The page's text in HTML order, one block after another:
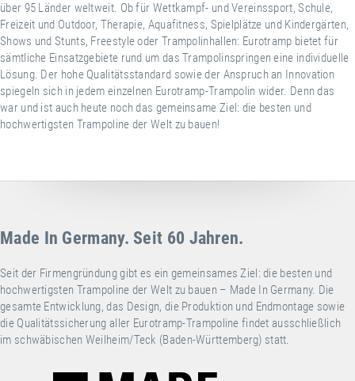
über 95 Länder weltweit. Ob für Wettkampf- und Vereinssport, Schule,
Freizeit und Outdoor, Therapie, Aquafitness, Spielplätze und Kindergärten,
Shows und Stunts, Freestyle oder Trampolinhallen: Eurotramp bietet für
sämtliche Einsatzgebiete rund um das Trampolinspringen eine individuelle
Lösung. Der hohe Qualitätsstandard sowie der Anspruch an Innovation
spiegeln sich in jedem einzelnen Eurotramp-Trampolin wider. Denn das
war und ist auch heute noch das gemeinsame Ziel: die besten und
hochwertigsten Trampoline der Welt zu bauen!
Made In Germany. Seit 60 Jahren.
Seit der Firmengründung gibt es ein gemeinsames Ziel: die besten und
hochwertigsten Trampoline der Welt zu bauen – Made In Germany. Die
gesamte Entwicklung, das Design, die Produktion und Endmontage sowie
die Qualitätssicherung aller Eurotramp-Trampoline findet ausschließlich
im schwäbischen Weilheim/Teck (Baden-Württemberg) statt.